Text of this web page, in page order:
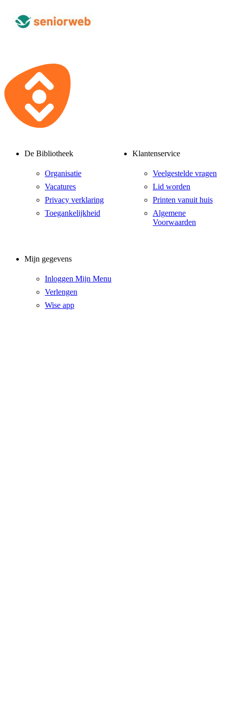
De Bibliotheek
Organisatie
Vacatures
Privacy verklaring
Toegankelijkheid
Klantenservice
Veelgestelde vragen
Lid worden
Printen vanuit huis
Algemene
Voorwaarden
Mijn gegevens
Inloggen Mijn Menu
Verlengen
Wise app